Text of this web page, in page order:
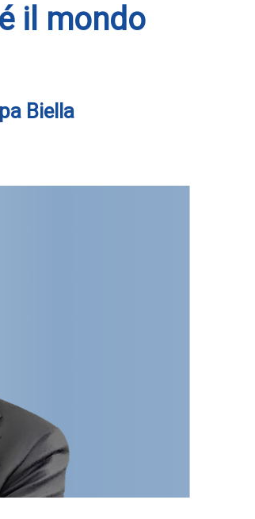
il mondo
Biella